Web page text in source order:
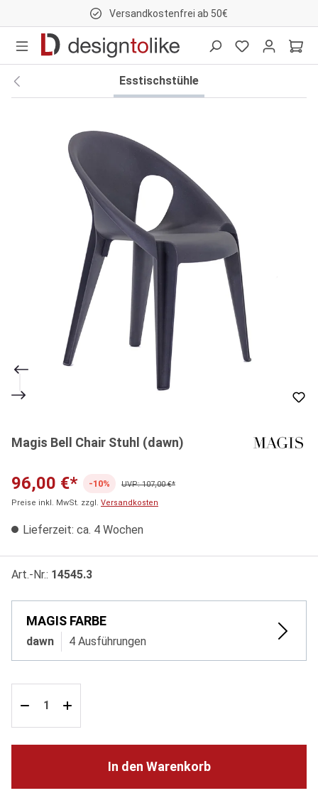
Versandkostenfrei ab 50€
Esstischstühle
Magis Bell Chair Stuhl (dawn)
96,00 €* -10%
UVP: 107,00 €*
Preise inkl. MwSt. zzgl. Versandkosten
Lieferzeit: ca. 4 Wochen
Art.-Nr.: 14545.3
MAGIS FARBE
dawn 4 Ausführungen
In den Warenkorb